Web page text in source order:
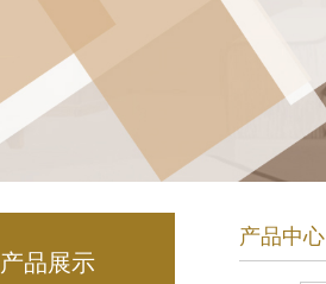
产品展示
产品中心